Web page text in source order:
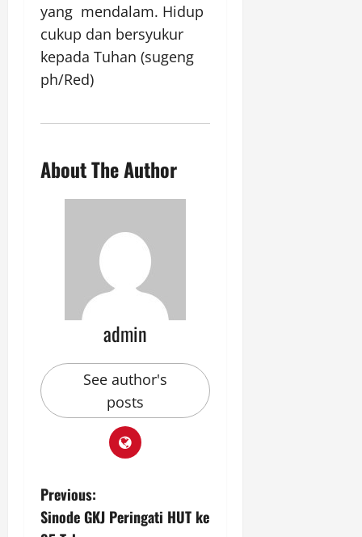
yang mendalam. Hidup
cukup dan bersyukur
kepada Tuhan (sugeng
ph/Red)
About The Author
admin
See author's
posts
P
Previous:
Sinode GKJ Peringati HUT ke